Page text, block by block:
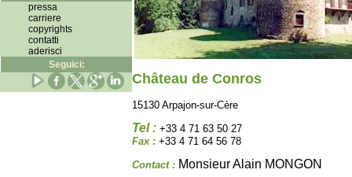
pressa
carriere
copyrights
contatti
aderisci
Seguici:
Château de Conros
15130 Arpajon-sur-Cère
Tel : +33 4 71 63 50 27
Fax : +33 4 71 64 56 78
Contact : Monsieur Alain MONGON